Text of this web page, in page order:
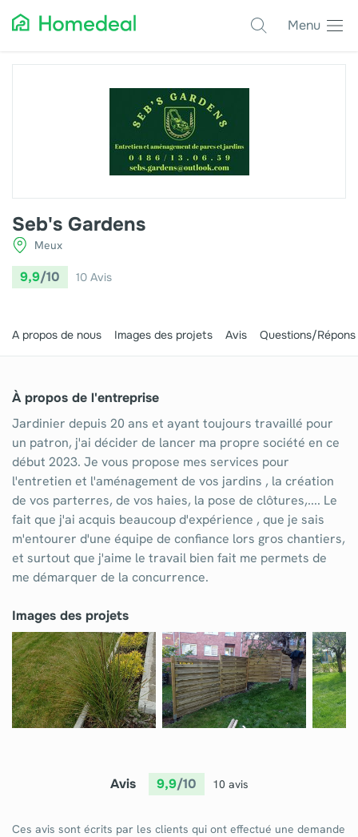
Menu
Êtes-vous un professionnel?
Log in
Seb's Gardens
Meux
9,9/10 10 Avis
A propos de nous Images des projets Avis Questions/
À propos de l'entreprise
Jardinier depuis 20 ans et ayant toujours travaillé pour
un patron, j'ai décider de lancer ma propre société en ce
début 2023. Je vous propose mes services pour
l'entretien et l'aménagement de vos jardins , la création
de vos parterres, de vos haies, la pose de clôtures,.... Le
fait que j'ai acquis beaucoup d'expérience , que je sais
m'entourer d'une équipe de confiance lors gros chantiers,
et surtout que j'aime le travail bien fait me permets de
me démarquer de la concurrence.
Images des projets
Avis 9,9/10 10 avis
Ces avis sont écrits par les clients qui ont effectué une demande